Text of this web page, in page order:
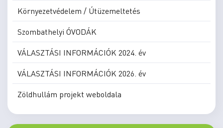
Környezetvédelem / Útüzemeltetés
Szombathelyi ÓVODÁK
VÁLASZTÁSI INFORMÁCIÓK 2024. év
VÁLASZTÁSI INFORMÁCIÓK 2026. év
Zöldhullám projekt weboldala